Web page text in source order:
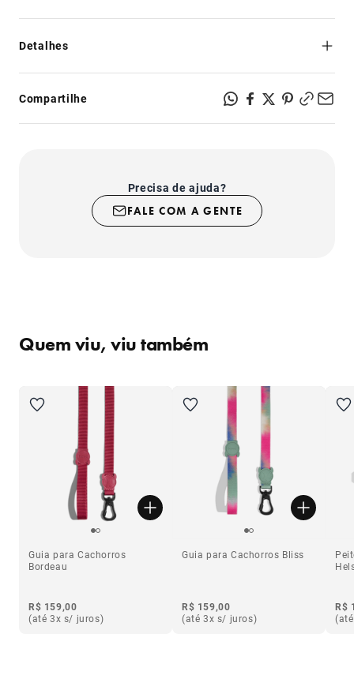
Detalhes
material dos cintos de segurança;
- Regulável no pescoço e na cintura;
- Possui dois pontos para prender a guia: na altura do
como mordidas, por exemplo.
Compartilhe
Precisa de ajuda?
FALE COM A GENTE
Quem viu, viu também
Guia para Cachorros
Bordeau
R$ 159,00
(até 3x s/ juros)
Guia para Cachorros Bliss
R$ 159,00
(até 3x s/ juros)
R$